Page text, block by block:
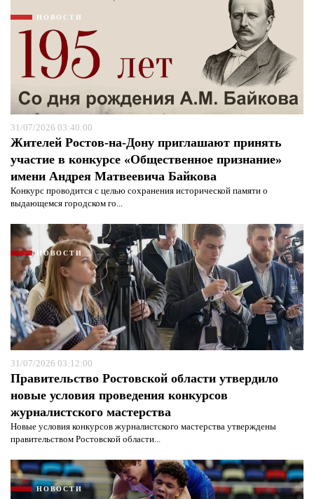
НОВОСТИ
31/07/2026 03:40:00
Жителей Ростов-на-Дону приглашают принять
участие в конкурсе «Общественное признание»
имени Андрея Матвеевича Байкова
Конкурс проводится с целью сохранения исторической памяти о
выдающемся городском го...
НОВОСТИ
31/07/2026 03:12:00
Правительство Ростовской области утвердило
новые условия проведения конкурсов
журналистского мастерства
Новые условия конкурсов журналистского мастерства утверждены
правительством Ростовской области...
НОВОСТИ
Я согласен с
политикой конфиденциальности и
защиты информации*
Я согласен сполитикой конфиденциальности и
защиты информации*